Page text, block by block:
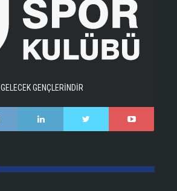
GELECEK GENÇLERİNDİR